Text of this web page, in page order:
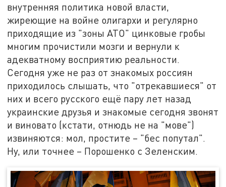
внутренняя политика новой власти,
жиреющие на войне олигархи и регулярно
приходящие из "зоны АТО" цинковые гробы
многим прочистили мозги и вернули к
адекватному восприятию реальности.
Сегодня уже не раз от знакомых россиян
приходилось слышать, что "отрекавшиеся" от
них и всего русского ещё пару лет назад
украинские друзья и знакомые сегодня звонят
и виновато (кстати, отнюдь не на "мове")
извиняются: мол, простите – "бес попутал".
Ну, или точнее – Порошенко с Зеленским.